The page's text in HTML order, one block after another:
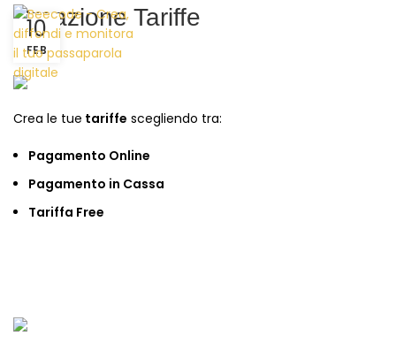
Creazione Tariffe
10
FEB
Crea le tue tariffe scegliendo tra:
Pagamento Online
Pagamento in Cassa
Tariffa Free